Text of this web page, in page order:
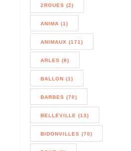
2ROUES (2)
ANIMA (1)
ANIMAUX (171)
ARLES (8)
BALLON (1)
BARBES (70)
BELLEVILLE (13)
BIDONVILLES (70)